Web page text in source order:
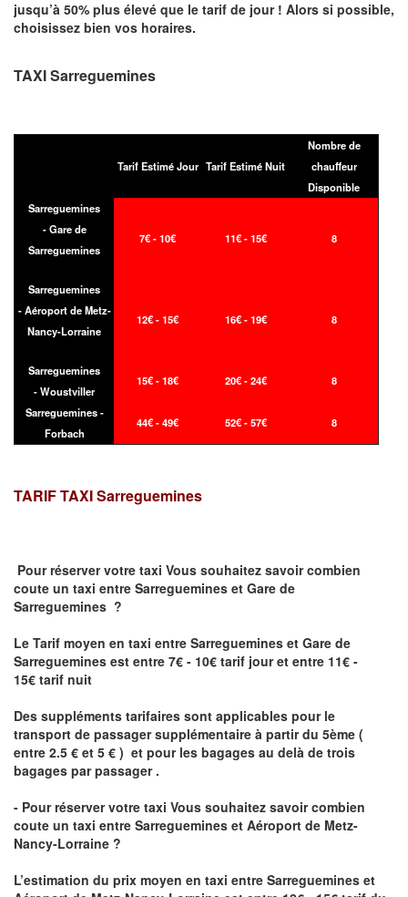
jusqu’à 50% plus élevé que le tarif de jour ! Alors si possible,
choisissez bien vos horaires.
TAXI Sarreguemines
Tarif Estimé Jour Tarif Estimé Nuit
Nombre de
chauffeur
Disponible
Sarreguemines
- Gare de
Sarreguemines
7€ - 10€ 11€ - 15€ 8
Sarreguemines
- Aéroport de Metz-
Nancy-Lorraine
12€ - 15€ 16€ - 19€ 8
Sarreguemines
- Woustviller
15€ - 18€ 20€ - 24€ 8
Sarreguemines -
Forbach
44€ - 49€ 52€ - 57€ 8
TARIF TAXISarreguemines
Pour réserver votre taxi Vous souhaitez savoircombien
coute un taxi entre Sarreguemines et Gare de
Sarreguemines ?
Le Tarif moyen en taxi entre Sarreguemines et Gare de
Sarreguemines est entre 7€ - 10€ tarif jour et entre 11€ -
15€ tarif nuit
Des suppléments tarifaires sont applicables pour le
transport de passager supplémentaire à partir du 5ème (
entre 2.5 € et 5 € ) et pour les bagages au delà de trois
bagages par passager .
- Pour réserver votre taxi Vous souhaitez savoircombien
coute un taxi entre Sarreguemines et Aéroport de Metz-
Nancy-Lorraine ?
L’estimation du prix moyen en taxi entre Sarreguemines et